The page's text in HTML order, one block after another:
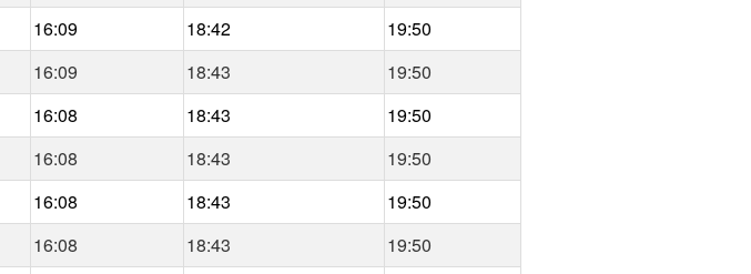
16:09 18:42
19:50
16:09 18:43
19:50
16:08 18:43
19:50
16:08 18:43
19:50
16:08 18:43
19:50
16:08 18:43
19:50